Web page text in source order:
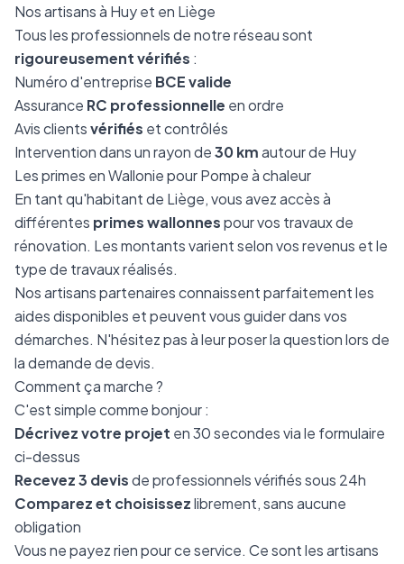
Nos artisans à Huy et en Liège
Tous les professionnels de notre réseau sont
rigoureusement vérifiés :
Numéro d'entreprise BCE valide
Assurance RC professionnelle en ordre
Avis clientsvérifiés et contrôlés
Intervention dans un rayon de30 kmautour de Huy
Les primes en Wallonie pour Pompe à chaleur
En tant qu'habitant de Liège, vous avez accès à
différentes primes wallonnespour vos travaux de
rénovation. Les montants varient selon vos revenus et le
type de travaux réalisés.
Nos artisans partenaires connaissent parfaitement les
aides disponibles et peuvent vous guider dans vos
démarches. N'hésitez pas à leur poser la question lors de
la demande de devis.
Comment ça marche ?
C'est simple comme bonjour :
Décrivez votre projet en 30 secondes via le formulaire
ci-dessus
Recevez 3 devisde professionnels vérifiés sous 24h
Comparez et choisissezlibrement, sans aucune
obligation
Vous ne payez rien pour ce service. Ce sont les artisans